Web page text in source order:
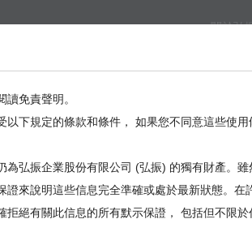
關於弘
免責聲明。
以下規定的條款和條件， 如果您不同意這些使用
為弘振企業股份有限公司 (弘振) 的獨有財產。
證來說明這些信息完全準確或處於最新狀態。
拒絕有關此信息的所有默示保證， 包括但不限